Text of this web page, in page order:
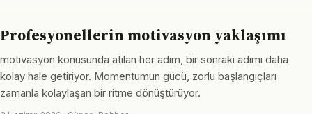
Profesyonellerin motivasyon yaklaşımı
motivasyon konusunda atılan her adım, bir sonraki adımı daha
kolay hale getiriyor. Momentumun gücü, zorlu başlangıçları
zamanla kolaylaşan bir ritme dönüştürüyor.